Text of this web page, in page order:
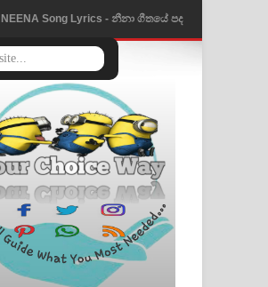
NEENA Song Lyrics - නීනා ගීතයේ පද
පෙළ
Ahimi Wimai Himi Song Lyrics - අහිමි
විමයි හිමි ගීතයේ පද පෙළ
Mathaka Parana Song Lyrics - මතක
පාරනා ගීතයේ පද පෙළ
Nimnadhen Song Lyrics - නිම්නාදෙන්
ගීතයේ පද පෙළ